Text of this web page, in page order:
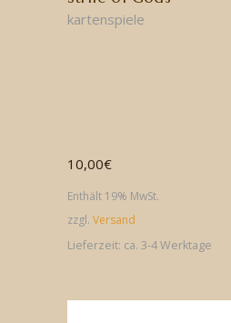
kartenspiele
10,00€
Enthält 19% MwSt.
zzgl. Versand
Lieferzeit: ca. 3-4 Werktage